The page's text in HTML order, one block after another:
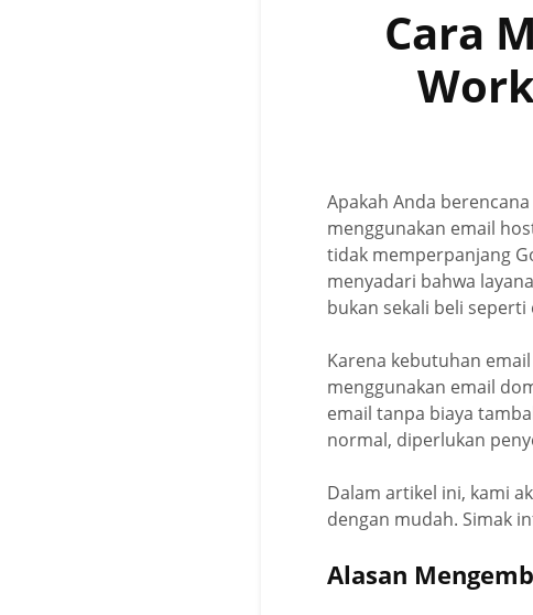
Cara
Apakah Anda
menggunakan email
tidak memperpanjang
menyadari bahwa
bukan sekali beli
Karena kebutuhan
menggunakan email
email tanpa biaya
normal, diperlukan
Dalam artikel ini, kami
dengan mudah. Simak
Alasan